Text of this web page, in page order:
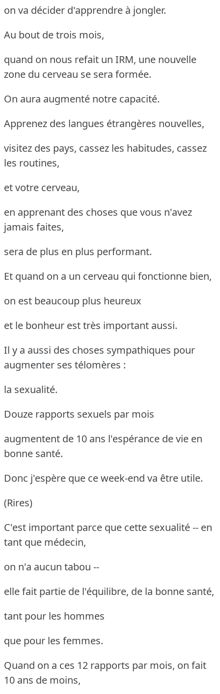
on va décider d'apprendre à jongler.
Au bout de trois mois,
quand on nous refait un IRM, une nouvelle
zone du cerveau se sera formée.
On aura augmenté notre capacité.
Apprenez des langues étrangères nouvelles,
visitez des pays, cassez les habitudes, cassez
les routines,
et votre cerveau,
en apprenant des choses que vous n'avez
jamais faites,
sera de plus en plus performant.
Et quand on a un cerveau qui fonctionne bien,
on est beaucoup plus heureux
et le bonheur est très important aussi.
Il y a aussi des choses sympathiques pour
augmenter ses télomères :
la sexualité.
Douze rapports sexuels par mois
augmentent de 10 ans l'espérance de vie en
bonne santé.
Donc j'espère que ce week-end va être utile.
(Rires)
C'est important parce que cette sexualité -- en
tant que médecin,
on n'a aucun tabou --
elle fait partie de l'équilibre, de la bonne santé,
tant pour les hommes
que pour les femmes.
Quand on a ces 12 rapports par mois, on fait
10 ans de moins,